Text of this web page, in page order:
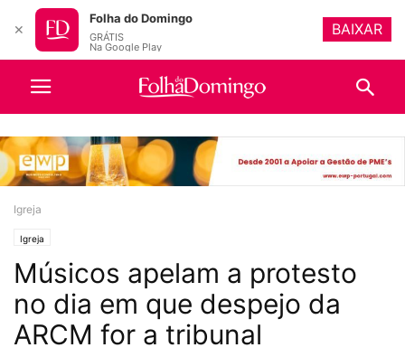
Igreja
Igreja
Músicos apelam a protesto
no dia em que despejo da
ARCM for a tribunal
✕
Folha do Domingo
GRÁTIS
Na Google Play
BAIXAR